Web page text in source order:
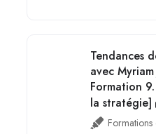
Tendances
avec
Formation
la stratégie]